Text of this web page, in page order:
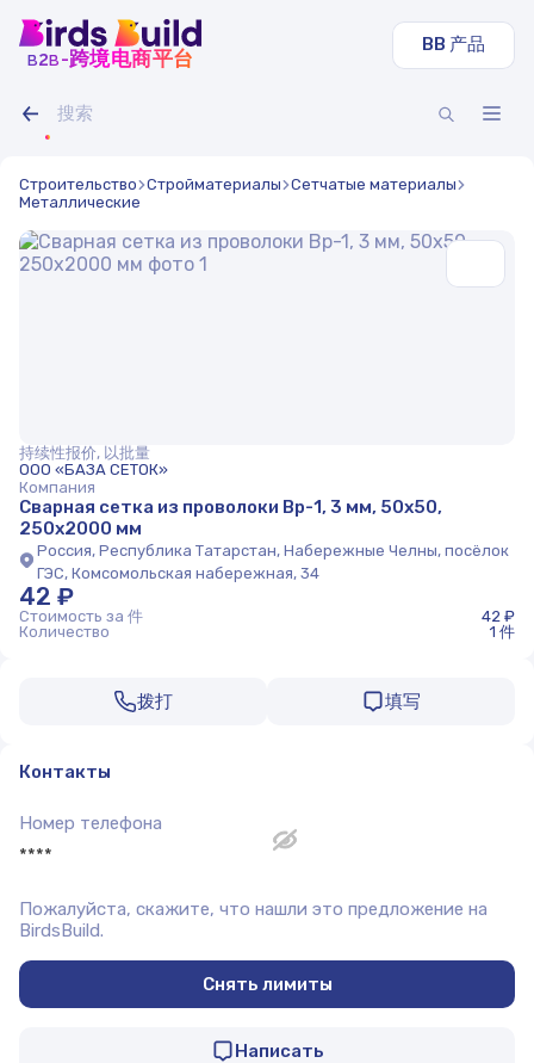
b2b-跨境电商平台
BB 产品
Строительство Стройматериалы Сетчатые материалы
Металлические
持续性报价, 以批量
ООО «БАЗА СЕТОК»
Компания
Сварная сетка из проволоки Вр-1, 3 мм, 50x50,
250x2000 мм
Россия, Республика Татарстан, Набережные Челны, посёлок
ГЭС, Комсомольская набережная, 34
42 ₽
Стоимость за 件
42 ₽
Количество
1 件
拨打 填写
Контакты
Номер телефона
****
Пожалуйста, скажите, что нашли это предложение на
BirdsBuild.
Снять лимиты
Написать